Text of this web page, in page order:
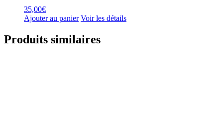
35,00€
Ajouter au panier Voir les détails
Produits similaires